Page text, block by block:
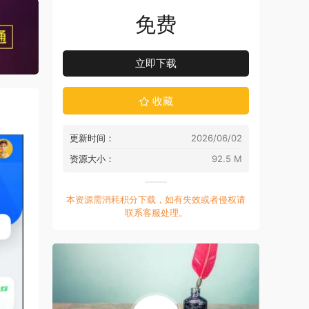
免费
立即下载
收藏
更新时间：
2026/06/02
资源大小：
92.5 M
本资源需消耗积分下载，如有失效或者侵权请
联系客服处理。